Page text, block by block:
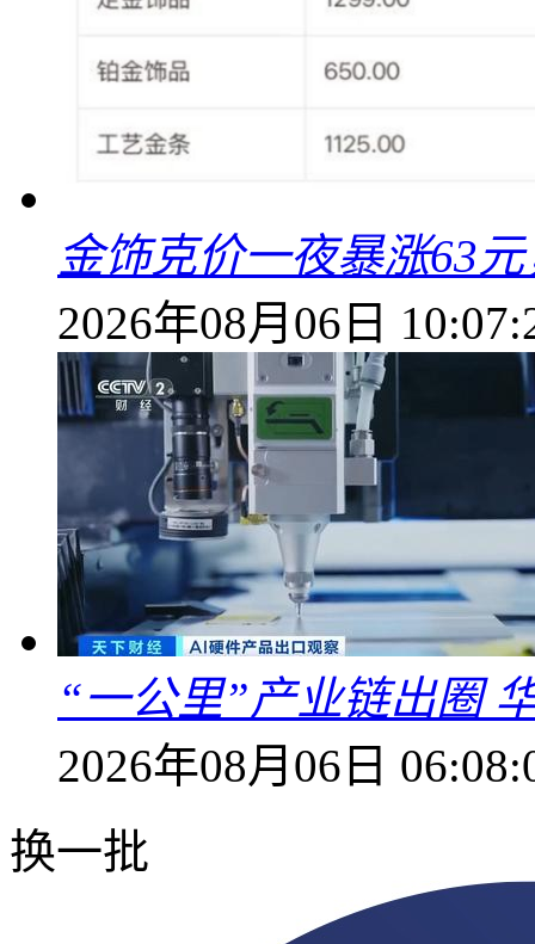
金饰克价一夜暴涨63
2026年08月06日
“一公里”产业链出圈
2026年08月06日
换一批